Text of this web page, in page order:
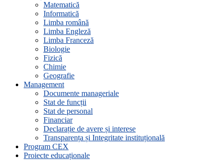
Matematică
Informatică
Limba română
Limba Engleză
Limba Franceză
Biologie
Fizică
Chimie
Geografie
Management
Documente manageriale
Stat de funcții
Stat de personal
Financiar
Declarație de avere și interese
Transparența și Integritate instituțională
Program CEX
Proiecte educaționale